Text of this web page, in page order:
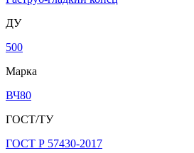
ДУ
500
Марка
ВЧ80
ГОСТ/ТУ
ГОСТ Р 57430-2017